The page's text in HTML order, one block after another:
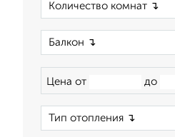
Цена от до